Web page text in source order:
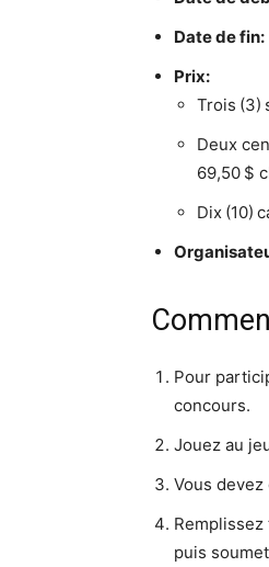
Date de fin:
Prix:
Trois (3)
Deux
69,50 $
Dix (10)
Pour
concours.
Jouez au
Vous
puis